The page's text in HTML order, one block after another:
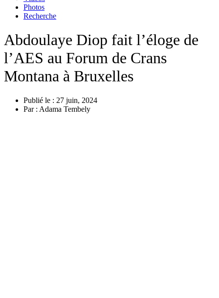
Photos
Recherche
Abdoulaye Diop fait l’éloge de
l’AES au Forum de Crans
Montana à Bruxelles
Publié le : 27 juin, 2024
Par : Adama Tembely